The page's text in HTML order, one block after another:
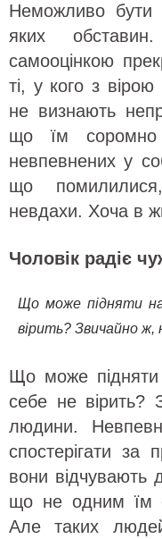
Неможливо бути
яких
самооцінкою
ті, у кого з
не визнають
що їм
невпевнених у
що
невдахи. Хоча в
Чоловік радіє
Що може підняти
вірить? Звичайно ж,
Що може підняти
себе не вірить?
людини.
спостерігати за
вони відчувають
що не одним їм
Але таких